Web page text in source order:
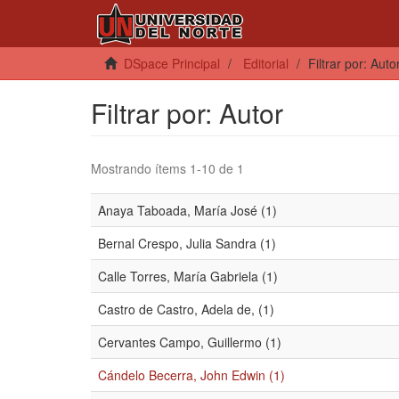
DSpace Principal Editorial Filtrar por:
Filtrar por: Autor
Mostrando ítems 1-10 de 1
Anaya Taboada, María José (1)
Bernal Crespo, Julia Sandra (1)
Calle Torres, María Gabriela (1)
Castro de Castro, Adela de, (1)
Cervantes Campo, Guillermo (1)
Cándelo Becerra, John Edwin (1)